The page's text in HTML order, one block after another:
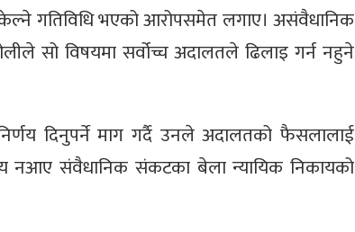
गतिविधि भएको आरोपसमेत लगाए। असंवैधानिक
सो विषयमा सर्वोच्च अदालतले ढिलाइ गर्न नहुने
दिनुपर्ने माग गर्दै उनले अदालतको फैसलालाई
नआए संवैधानिक संकटका बेला न्यायिक निकायको